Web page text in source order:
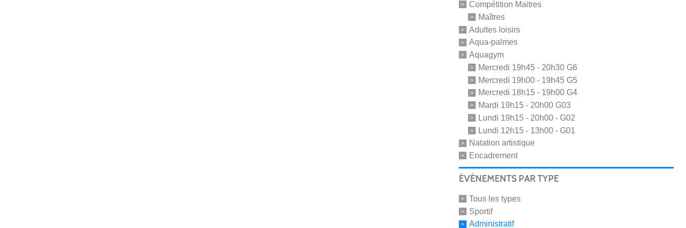
Compétition Maitres
Maîtres
Adultes loisirs
Aqua-palmes
Aquagym
Mercredi 19h45 - 20h30 G6
Mercredi 19h00 - 19h45 G5
Mercredi 18h15 - 19h00 G4
Mardi 19h15 - 20h00 G03
Lundi 19h15 - 20h00 - G02
Lundi 12h15 - 13h00 - G01
Natation artistique
Encadrement
ÉVÉNEMENTS PAR TYPE
Tous les types
Sportif
Administratif